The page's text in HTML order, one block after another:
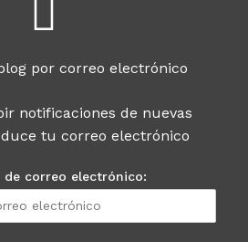
por correo electrónico
notificaciones de nuevas
tu correo electrónico
de correo electrónico: